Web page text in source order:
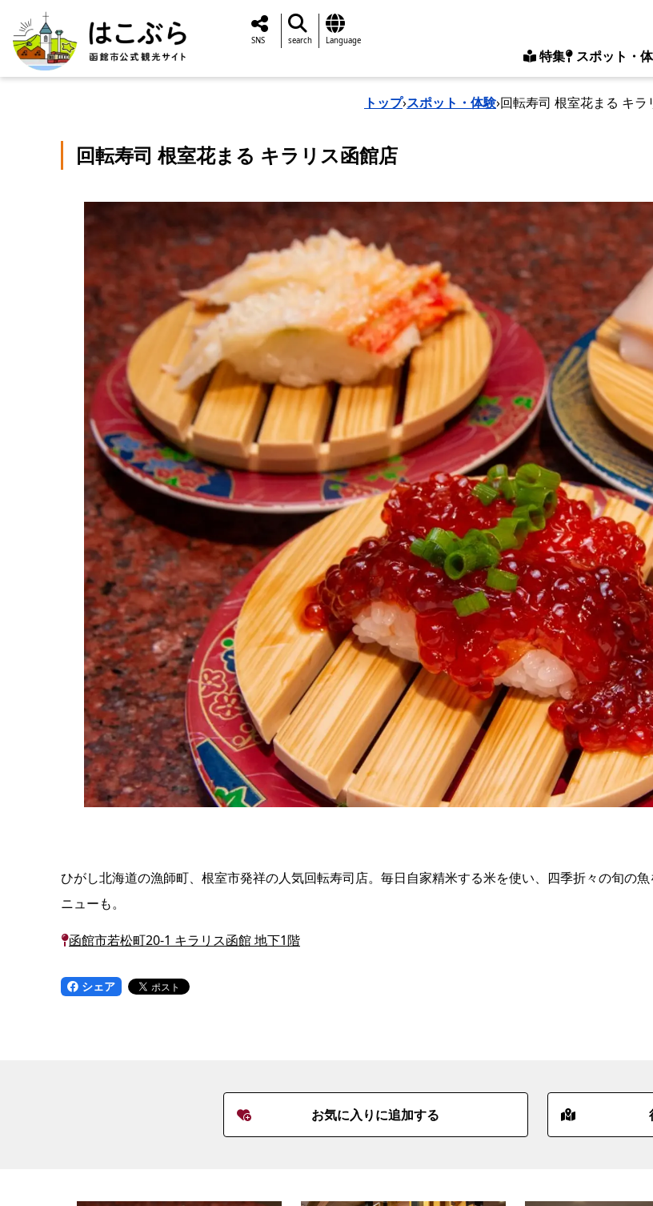
特集 スポット・
SNS search Language
トップ›スポット・体験›回転寿司 根室花まる キラ
回転寿司 根室花まる キラリス函館店
ひがし北海道の漁師町、根室市発祥の人気回転寿司店。毎日自家精米する米を使い、四季折々の旬の
ニューも。
函館市若松町20-1 キラリス函館 地下1階
シェア
お気に入りに追加する